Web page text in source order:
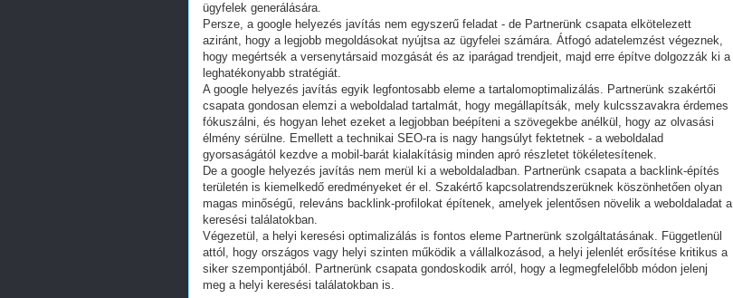
ügyfelek generálására.
Persze, a google helyezés javítás nem egyszerű feladat - de Partnerünk csapata elkötelezett
aziránt, hogy a legjobb megoldásokat nyújtsa az ügyfelei számára. Átfogó adatelemzést végeznek,
hogy megértsék a versenytársaid mozgását és az iparágad trendjeit, majd erre építve dolgozzák ki a
leghatékonyabb stratégiát.
A google helyezés javítás egyik legfontosabb eleme a tartalomoptimalizálás. Partnerünk szakértői
csapata gondosan elemzi a weboldalad tartalmát, hogy megállapítsák, mely kulcsszavakra érdemes
fókuszálni, és hogyan lehet ezeket a legjobban beépíteni a szövegekbe anélkül, hogy az olvasási
élmény sérülne. Emellett a technikai SEO-ra is nagy hangsúlyt fektetnek - a weboldalad
gyorsaságától kezdve a mobil-barát kialakításig minden apró részletet tökéletesítenek.
De a google helyezés javítás nem merül ki a weboldaladban. Partnerünk csapata a backlink-építés
területén is kiemelkedő eredményeket ér el. Szakértő kapcsolatrendszerüknek köszönhetően olyan
magas minőségű, releváns backlink-profilokat építenek, amelyek jelentősen növelik a weboldaladat a
keresési találatokban.
Végezetül, a helyi keresési optimalizálás is fontos eleme Partnerünk szolgáltatásának. Függetlenül
attól, hogy országos vagy helyi szinten működik a vállalkozásod, a helyi jelenlét erősítése kritikus a
siker szempontjából. Partnerünk csapata gondoskodik arról, hogy a legmegfelelőbb módon jelenj
meg a helyi keresési találatokban is.